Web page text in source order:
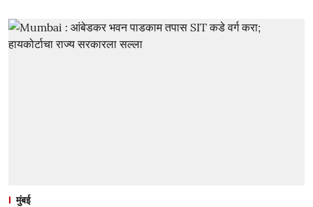
मुंबई